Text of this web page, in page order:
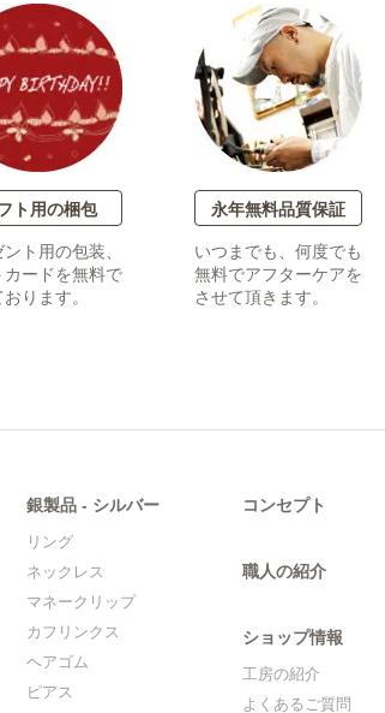
ト用の梱包
ト用の包装、
カードを無料で
ります。
永年無料品質保証
いつまでも、何度でも
無料でアフターケアを
させて頂きます。
銀製品 ‐ シルバー
リング
ネックレス
マネークリップ
カフリンクス
ヘアゴム
ピアス
コンセプト
職人の紹介
ショップ情報
工房の紹介
よくあるご質問